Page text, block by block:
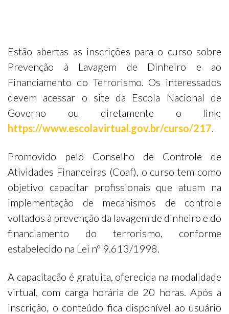
Estão abertas as inscrições para o curso sobre
Prevenção à Lavagem de Dinheiro e ao
Financiamento do Terrorismo. Os interessados
devem acessar o site da Escola Nacional de
Governo ou diretamente o link:
https://www.escolavirtual.gov.br/curso/217.
Promovido pelo Conselho de Controle de
Atividades Financeiras (Coaf), o curso tem como
objetivo capacitar profissionais que atuam na
implementação de mecanismos de controle
voltados à prevenção da lavagem de dinheiro e do
financiamento do terrorismo, conforme
estabelecido na Lei nº 9.613/1998.
A capacitação é gratuita, oferecida na modalidade
virtual, com carga horária de 20 horas. Após a
inscrição, o conteúdo fica disponível ao usuário